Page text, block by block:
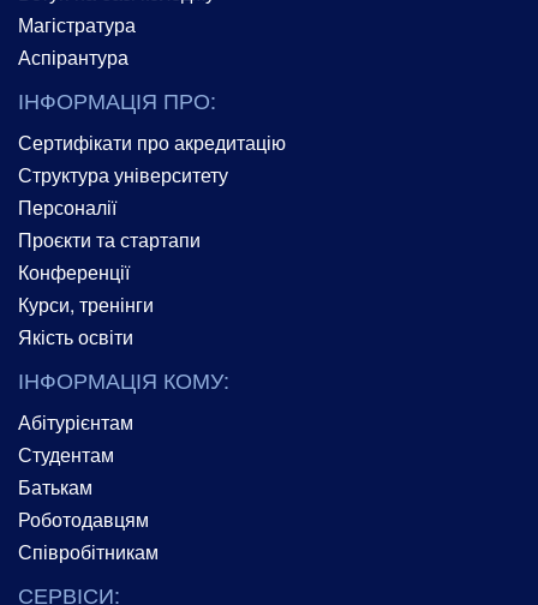
Магістратура
Аспірантура
ІНФОРМАЦІЯ ПРО:
Сертифікати про акредитацію
Структура університету
Персоналії
Проєкти та стартапи
Конференції
Курси, тренінги
Якість освіти
ІНФОРМАЦІЯ КОМУ:
Абітурієнтам
Студентам
Батькам
Роботодавцям
Співробітникам
СЕРВІСИ: